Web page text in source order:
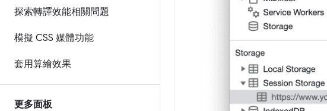
探索轉譯效能相關問題
模擬 CSS 媒體功能
套用算繪效果
更多面板